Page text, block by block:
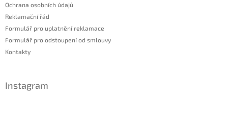
Ochrana osobních údajů
Reklamační řád
Formulář pro uplatnění reklamace
Formulář pro odstoupení od smlouvy
Kontakty
Instagram